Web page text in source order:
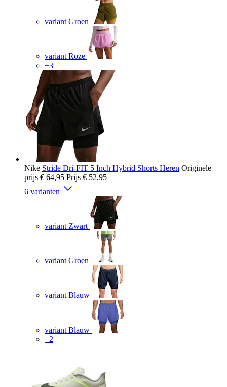
variant Groen
variant Roze
+3
Nike Stride Dri-FIT 5 Inch Hybrid Shorts Heren Originele
prijs € 64,95 Prijs € 52,95
6 varianten
variant Zwart
variant Groen
variant Blauw
variant Blauw
+2